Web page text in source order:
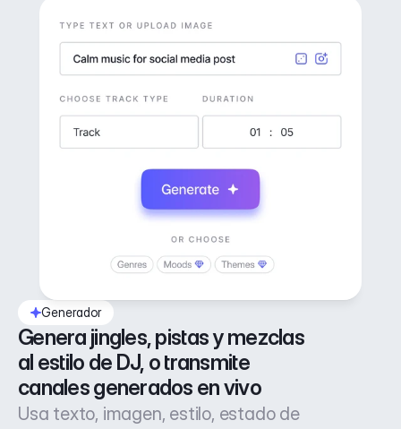
Generador
Genera jingles, pistas y mezclas
al estilo de DJ, o transmite
canales generados en vivo
Usa texto, imagen, estilo, estado de